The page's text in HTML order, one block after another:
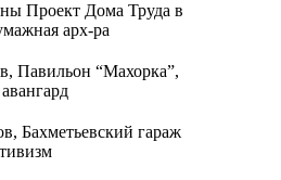
Проект Дома Труда в
арх-ра
Павильон “Махорка”,
Бахметьевский гараж